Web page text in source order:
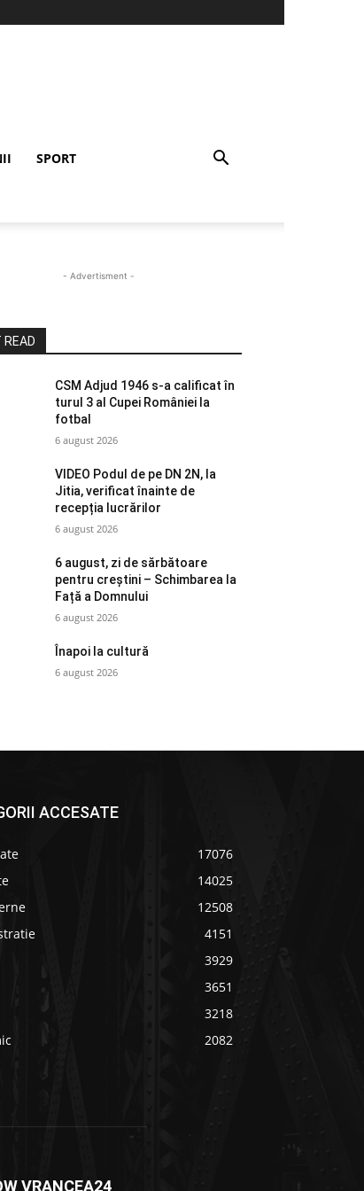
SPORT
- Advertisment -
READ
CSM Adjud 1946 s-a calificat în
turul 3 al Cupei României la
fotbal
6 august 2026
VIDEO Podul de pe DN 2N, la
Jitia, verificat înainte de
recepția lucrărilor
6 august 2026
6 august, zi de sărbătoare
pentru creștini – Schimbarea la
Față a Domnului
6 august 2026
Înapoi la cultură
6 august 2026
ACCESATE
17076
14025
12508
4151
3929
3651
3218
2082
VRANCEA24